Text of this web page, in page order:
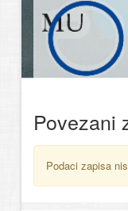
Povezani
Podaci zapisa